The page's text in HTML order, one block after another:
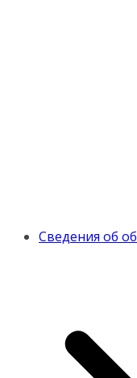
Сведения об